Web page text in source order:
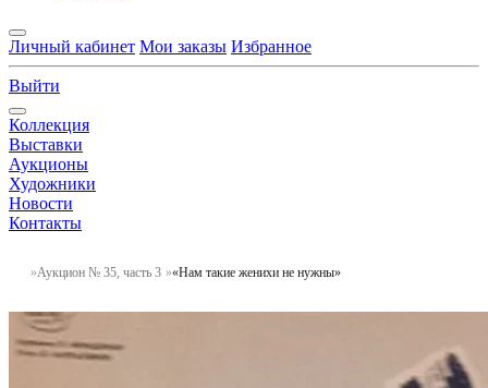
Личный кабинет Мои заказы Избранное
Выйти
Коллекция
Выставки
Аукционы
Художники
Новости
Контакты
Аукцион № 35, часть 3 «Нам такие женихи не нужны»